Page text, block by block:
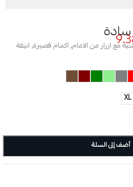
مع ازرار من الامام, اكمام قصيرة, انيقة
XL
أضف إلى السلة